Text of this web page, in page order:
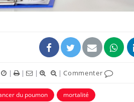
| | | |Commenter
du poumon mortalité